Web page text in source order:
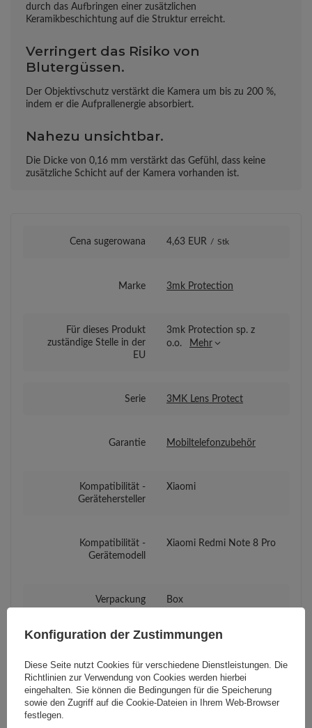
durch das Aufbringen einer zusätzlichen
Keramikbeschichtung auf die Struktur erreicht.
Verringert das Risiko von
Blutergüssen.
Der Objektivschutz verstärkt die Kamera um bis zu 200 %,
indem er die Aufprallenergie absorbiert.
Nahezu unsichtbar.
Die Dicke von 0,16 mm verstärkt das Gefühl, dass keine
zusätzliche Schicht auf der Kamera vorhanden ist.
Cena sugerowana 4,63 EUR / Stk
Marke 3mk Protection
Für dieses Produkt
zuständige Stelle in der
EU
3mk Protection sp. z
o.o.
Mehr
Serie 3MK Lens Protect
Garantie Mobiltelefonzubehör
Kompatibilität -
Gerätehersteller
Xiaomi
Kompatibilität -
Gerätemodell
Xiaomi Redmi Note 8 Pro
Verpackung Box
Konfiguration der Zustimmungen
Diese Seite nutzt Cookies für verschiedene Dienstleistungen. Die
Richtlinien zur Verwendung von Cookies werden hierbei
eingehalten. Sie können die Bedingungen für die Speicherung
sowie den Zugriff auf die Cookie-Dateien in Ihrem Web-Browser
festlegen.